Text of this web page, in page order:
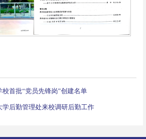
首批“党员先锋岗”创建名单
学后勤管理处来校调研后勤工作